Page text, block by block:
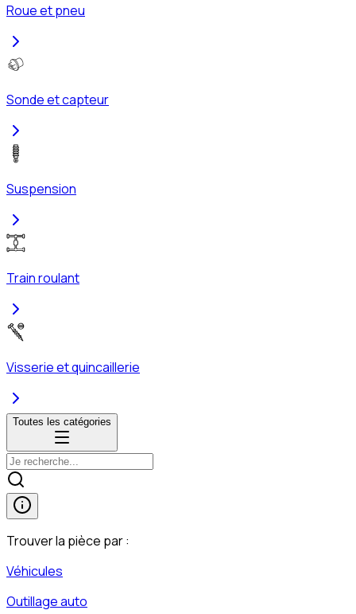
Roue et pneu
Sonde et capteur
Suspension
Train roulant
Visserie et quincaillerie
Toutes les catégories
Trouver la pièce par :
Véhicules
Outillage auto